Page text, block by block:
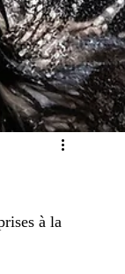
à la